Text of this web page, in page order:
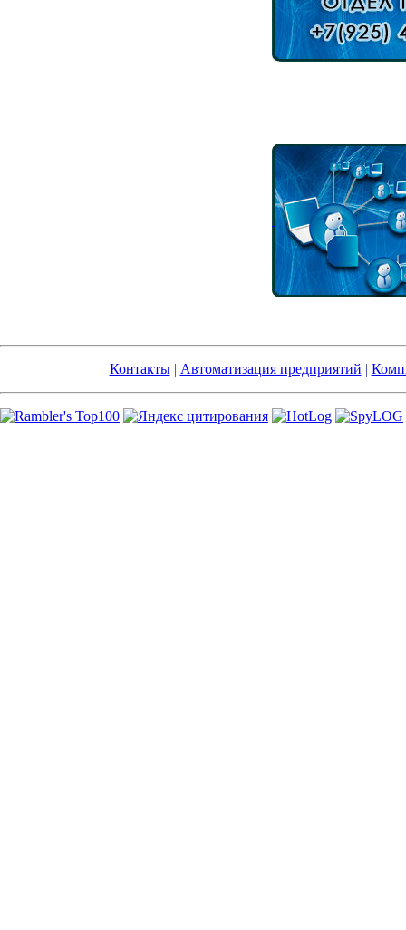
Контакты| Автоматизация предприятий |